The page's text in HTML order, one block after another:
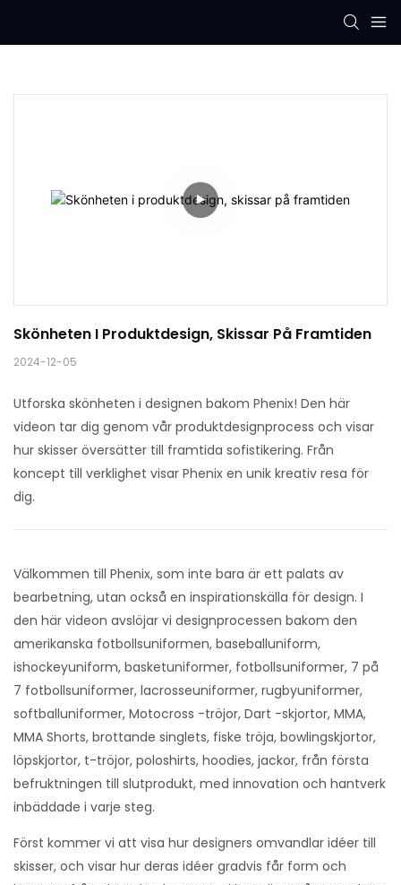
Skönheten I Produktdesign, Skissar På Framtiden
2024-12-05
Utforska skönheten i designen bakom Phenix! Den här
videon tar dig genom vår produktdesignprocess och visar
hur skisser översätter till framtida sofistikering. Från
koncept till verklighet visar Phenix en unik kreativ resa för
dig.
Välkommen till Phenix, som inte bara är ett palats av
bearbetning, utan också en inspirationskälla för design. I
den här videon avslöjar vi designprocessen bakom den
amerikanska fotbollsuniformen, baseballuniform,
ishockeyuniform, basketuniformer, fotbollsuniformer, 7 på
7 fotbollsuniformer, lacrosseuniformer, rugbyuniformer,
softballuniformer, Motocross -tröjor, Dart -skjortor, MMA,
MMA Shorts, brottande singlets, fiske tröja, bowlingskjortor,
löpskjortor, t-tröjor, poloshirts, hoodies, jackor, från första
befruktningen till slutprodukt, med innovation och hantverk
inbäddade i varje steg.
Först kommer vi att visa hur designers omvandlar idéer till
skisser, och visar hur deras idéer gradvis får form och